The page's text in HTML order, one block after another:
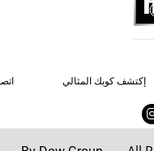
إكتشف كوبك المثالي